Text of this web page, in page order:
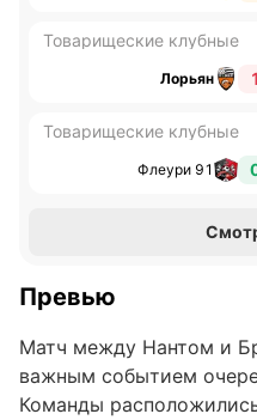
Товарищеские клубные
Лорьян
Товарищеские клубные
Флеури 91
Превью
Матч между Нантом и
важным событием
Команды